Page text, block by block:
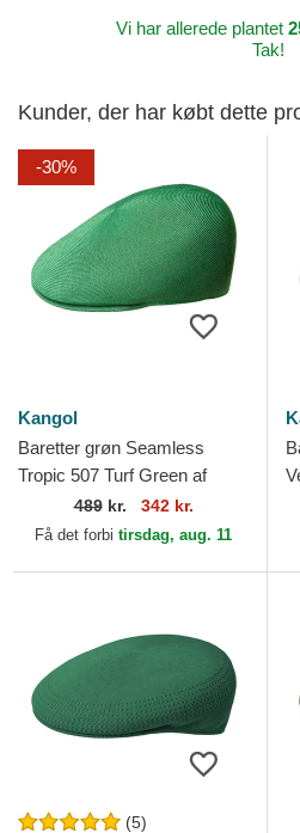
Vi har allerede plantet
Tak!
Kunder, der har købt dette
-30%
Kangol
Baretter grøn Seamless
Tropic 507 Turf Green af
489kr. 342 kr.
Få det forbi tirsdag, aug. 11
(5)